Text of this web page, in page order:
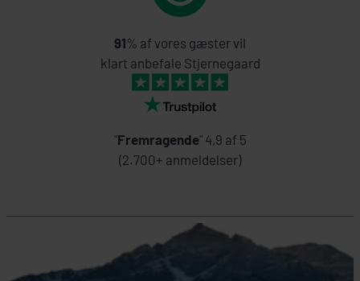
91% af vores gæster vil
klart anbefale Stjernegaard
"Fremragende" 4,9 af 5
(2.700+ anmeldelser)